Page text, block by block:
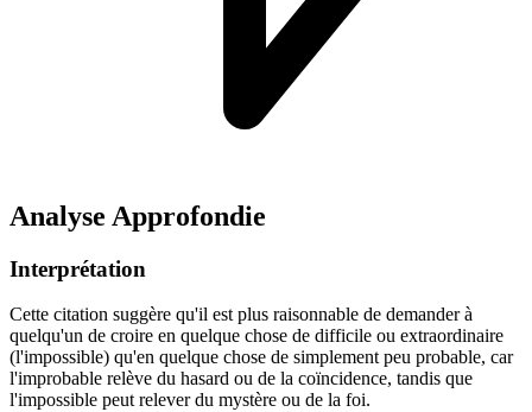
Analyse Approfondie
Interprétation
Cette citation suggère qu'il est plus raisonnable de demander à
quelqu'un de croire en quelque chose de difficile ou extraordinaire
(l'impossible) qu'en quelque chose de simplement peu probable, car
l'improbable relève du hasard ou de la coïncidence, tandis que
l'impossible peut relever du mystère ou de la foi.